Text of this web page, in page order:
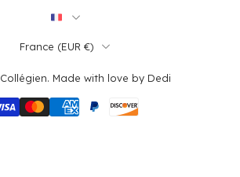
France ‎(EUR €)‎
Collégien. Made with love by Dedi